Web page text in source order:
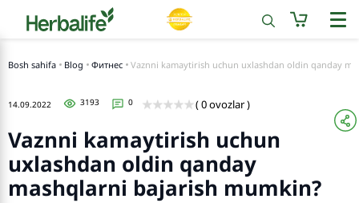
Bosh sahifa Blog Фитнес Vaznni kamaytirish uchun uxlashdan oldin qanday
14.09.2022 3193 0 ( 0 ovozlar )
Vaznni kamaytirish uchun
uxlashdan oldin qanday
mashqlarni bajarish mumkin?